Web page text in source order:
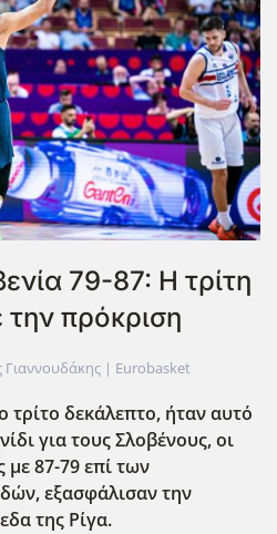
79-87: Η τρίτη
πρόκριση
Γιαννουδάκης | Eurobasket
τρίτο δεκάλεπτο, ήταν αυτό
για τους Σλοβένους, οι
με 87-79 επί των
εξασφάλισαν την
της Ρίγα.